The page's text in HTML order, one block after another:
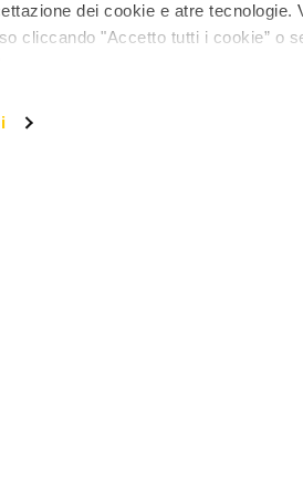
dei cookie e atre
cliccando "Accetto tutti i cookie” o